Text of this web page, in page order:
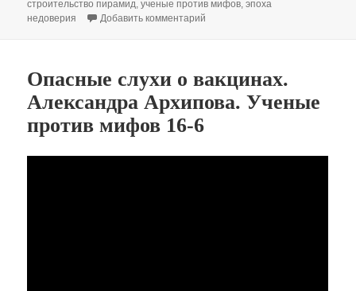
строительство пирамид,ученые против мифов,эпоха
недоверия
Добавить комментарий
Опасные слухи о вакцинах.
Александра Архипова. Ученые
против мифов 16-6